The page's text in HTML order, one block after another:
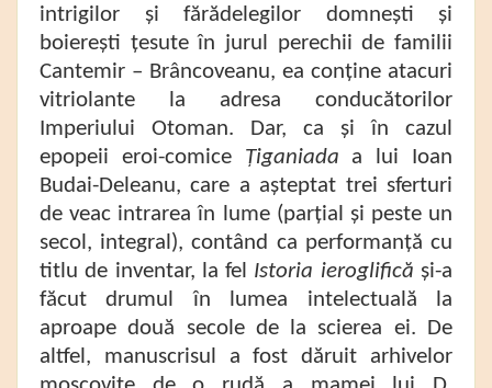
intrigilor și fărădelegilor domnești și
boierești țesute în jurul perechii de familii
Cantemir – Brâncoveanu, ea conține atacuri
vitriolante la adresa conducătorilor
Imperiului Otoman. Dar, ca și în cazul
epopeii eroi-comice Țiganiada a lui Ioan
Budai-Deleanu, care a așteptat trei sferturi
de veac intrarea în lume (parțial și peste un
secol, integral), contând ca performanță cu
titlu de inventar, la fel Istoria ieroglifică și-a
făcut drumul în lumea intelectuală la
aproape două secole de la scierea ei. De
altfel, manuscrisul a fost dăruit arhivelor